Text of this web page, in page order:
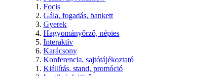
Focis
Gála, fogadás, bankett
Gyerek
Hagyományőrző, népies
Interaktív
Karácsony
Konferencia, sajtótájékoztató
Kiállítás, stand, promóció